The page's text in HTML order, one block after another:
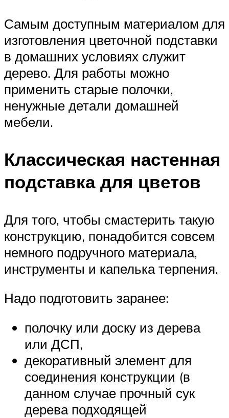
Самым доступным материалом для
изготовления цветочной подставки
в домашних условиях служит
дерево. Для работы можно
применить старые полочки,
ненужные детали домашней
мебели.
Классическая настенная
подставка для цветов
Для того, чтобы смастерить такую
конструкцию, понадобится совсем
немного подручного материала,
инструменты и капелька терпения.
Надо подготовить заранее:
полочку или доску из дерева
или ДСП,
декоративный элемент для
соединения конструкции (в
данном случае прочный сук
дерева подходящей